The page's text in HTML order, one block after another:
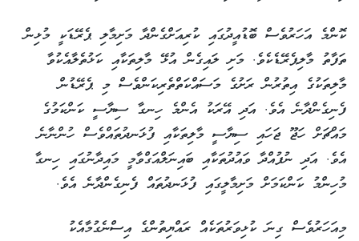
ކޮންމެ އަހަރުވެސް ބޮޑުއީދުގައި ކުރިއަށްގެންދާ މަށިމާލި ޕެރޭޑަކީ މުޅިން
ތަފާތު މާލިޕެރޭޑެކެވެ. މަށި ލައިގެން އުޅޭ މާލިތަކާއި ކަޅުތެލާއެކުވާ
މާލިތަކުގެ އިތުރުން ރަށުގެ މަސައްކަތްތެރިކަންވެސް މި ޕެރޭޑުން
ފެނިގެންދާނެ އެވެ. އަދި އޭރަކު އެންމެ ހިނގާ ސިޔާސީ ކަންކަމުގެ
މައްޗަށް ހަޖޫ ޖަހައި ސިޔާސީ މާލިތަކާއި ފުޅަނދުތައްވެސް ހުންނާނެ
އެވެ. އަދި ނުފުއްދާ ވައުދުތަކާއި ބައިނަލްއަގްވާމީ މައިދާނުގައި ހިނގާ
މުހިންމު ކަންކަމަށް މަށިމާލީގައި ފުޅަނދުތައް ފެނިގެންދާނެ އެވެ.
މިއަހަރުވެސް ގިނަ ކުޅިވަރުތަކެއް ރައްޔިތުންގެ އިސްނެގުމާއެކު